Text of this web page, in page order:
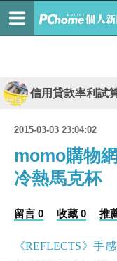
信用貸款率利試
2015-03-03 23:04:02
momo購物
冷熱馬克杯
留言 0 收藏 0 推
《REFLECTS》手